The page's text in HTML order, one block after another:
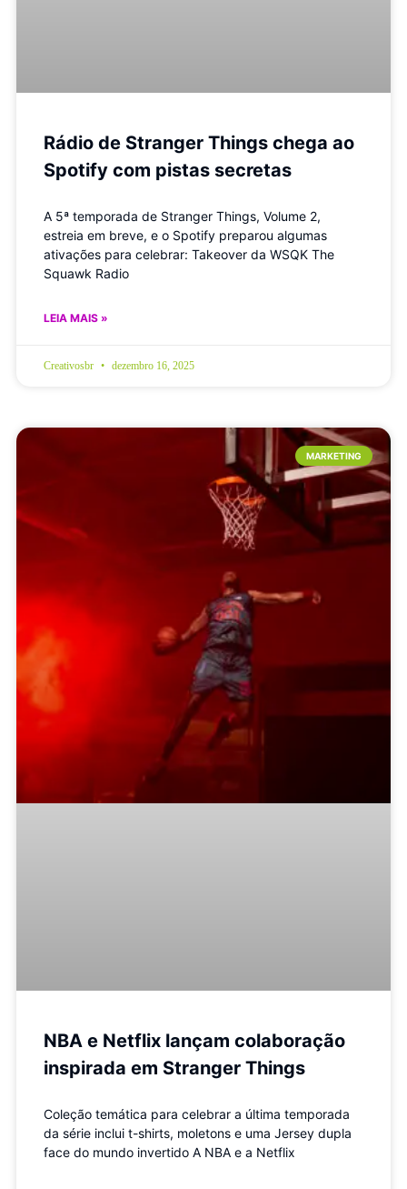
Rádio de Stranger Things chega ao
Spotify com pistas secretas
A 5ª temporada de Stranger Things, Volume 2,
estreia em breve, e o Spotify preparou algumas
ativações para celebrar: Takeover da WSQK The
Squawk Radio
LEIA MAIS »
Creativosbr dezembro 16, 2025
MARKETING
NBA e Netflix lançam colaboração
inspirada em Stranger Things
Coleção temática para celebrar a última temporada
da série inclui t-shirts, moletons e uma Jersey dupla
face do mundo invertido A NBA e a Netflix